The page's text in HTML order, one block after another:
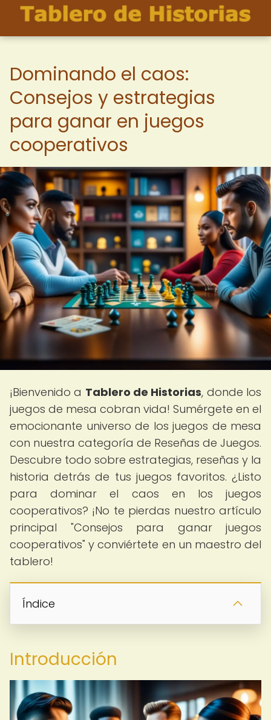
Dominando el caos:
Consejos y estrategias
para ganar en juegos
cooperativos
¡Bienvenido a Tablero de Historias, donde los
juegos de mesa cobran vida! Sumérgete en el
emocionante universo de los juegos de mesa
con nuestra categoría de Reseñas de Juegos.
Descubre todo sobre estrategias, reseñas y la
historia detrás de tus juegos favoritos. ¿Listo
para dominar el caos en los juegos
cooperativos? ¡No te pierdas nuestro artículo
principal "Consejos para ganar juegos
cooperativos" y conviértete en un maestro del
tablero!
Índice
Introducción